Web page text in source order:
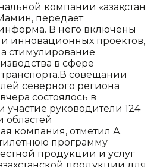
компании «Қазақстан
передает
В него включены
инновационных проектов,
стимулирование
в сфере
совещании
северного региона
состоялось в
руководители 124
компания, отметил А.
программу
продукции и услуг
продукции для